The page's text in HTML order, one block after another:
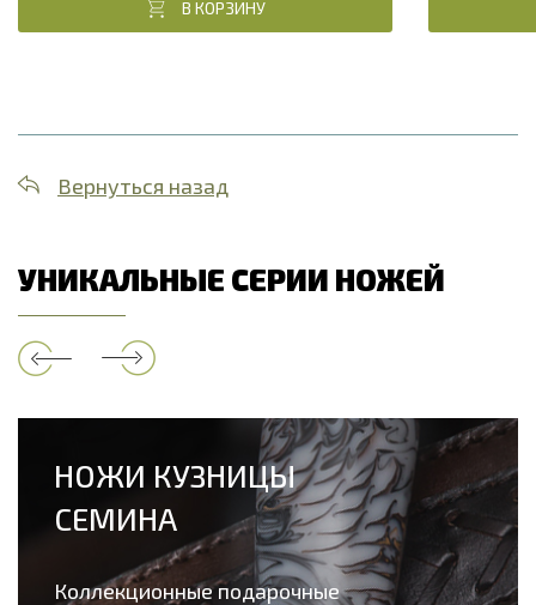
В КОРЗИНУ
Вернуться назад
УНИКАЛЬНЫЕ СЕРИИ НОЖЕЙ
НОЖИ КУЗНИЦЫ
СЕМИНА
Коллекционные подарочные